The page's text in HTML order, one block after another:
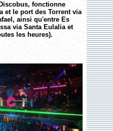
fonctionne
et le port des Torrent via
ainsi qu'entre Es
via Santa Eulalia et
les heures).